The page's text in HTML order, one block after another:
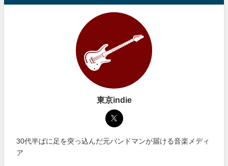
東京indie
30代半ばに足を突っ込んだ元バンドマンが届ける音楽メディ
ア